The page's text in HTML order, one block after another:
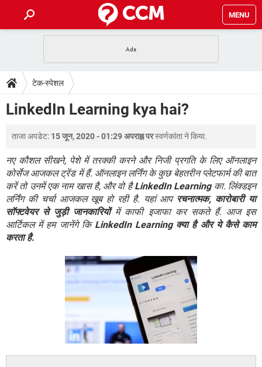
MENU
फोन पर अकाउंट बैलेंस चेक
WhatsApp Hack हो गया? Lucky Patcher यूज करें
टेक-स्पेशल
2020 के फ्री एंटीवायरस
बेस्ट फ्री ऑनलाइन गेम्स
डाउनलोड
FORUM
TikTok Account Freeze हो गया JioPhone में TikTok डाउनलोड
SBI बैंक अकाउंट नंबर पता करें
एनसाइक्लोपीडिया
केबल और कनेक्टर्स कंप्यूटर बस
सीरियल और पैरलल पोर्ट
टेक-स्पेशल
LinkedIn Learning kya hai?
ताजा अपडेट: 15 जून, 2020 - 01:29 अपराह्न परस्वर्णकांताने किया.
नए कौशल सीखने, पेशे में तरक्की करने और निजी प्रगति के लिए ऑनलाइन
कोर्सेज आजकल ट्रेंड में हैं. ऑनलाइन लर्निंग के कुछ बेहतरीन प्लेटफार्म की बात
करें तो उनमें एक नाम खास है, और वो हैLinkedIn Learningका. लिंक्डइन
लर्निंग की चर्चा आजकल खूब हो रही है. यहां आप रचनात्मक, कारोबारी या
सॉफ्टवेयर से जुड़ी जानकारियोंमें काफी इजाफा कर सकते हैं. आज इस
आर्टिकल में हम जानेंगे कि LinkedIn Learning क्या है और ये कैसे काम
करता है.